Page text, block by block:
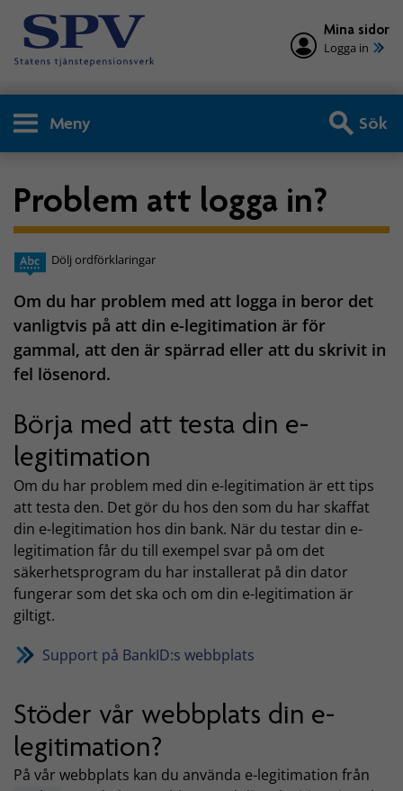
Mina sidor
Logga in
Meny Sök
Problem att logga in?
Dölj ordförklaringar
Om du har problem med att logga in beror det
vanligtvis på att din e-legitimation är för
gammal, att den är spärrad eller att du skrivit in
fel lösenord.
Börja med att testa din e-
legitimation
Om du har problem med din e-legitimation är ett tips
att testa den. Det gör du hos den som du har skaffat
din e-legitimation hos din bank. När du testar din e-
legitimation får du till exempel svar på om det
säkerhetsprogram du har installerat på din dator
fungerar som det ska och om din e-legitimation är
giltigt.
Support på BankID:s webbplats
Stöder vår webbplats din e-
legitimation?
På vår webbplats kan du använda e-legitimation från